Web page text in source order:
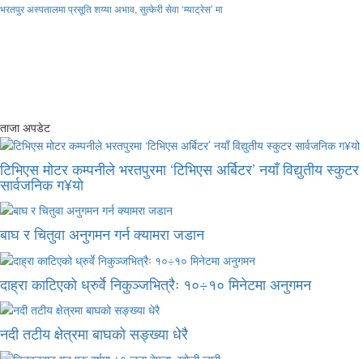
भरतपुर अस्पतालमा प्रसूति शय्या अभाव, सुत्केरी सेवा ‘म्याट्रेस’ मा
ताजा अपडेट
टिभिएस मोटर कम्पनीले भरतपुरमा ‘टिभिएस अर्बिटर’ नयाँ विद्युतीय स्कुटर
सार्वजनिक ग¥यो
बाघ र चितुवा अनुगमन गर्न क्यामरा जडान
दाह्रा काटिएको ध्रुर्वे निकुञ्जभित्रैः १०÷१० मिनेटमा अनुगमन
नदी तटीय क्षेत्रमा बाघको सङ्ख्या धेरै